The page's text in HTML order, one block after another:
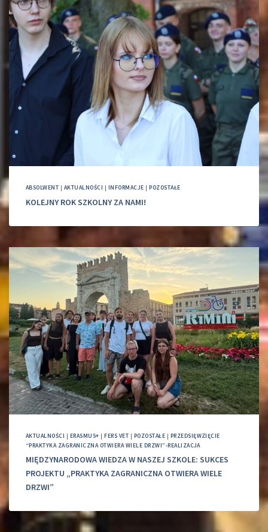
ABSOLWENT | AKTUALNOŚCI | INFORMACJE |POZOSTAŁE
KOLEJNY ROK SZKOLNY ZA NAMI!
AKTUALNOŚCI | ERASMUS+ |FERS VET | POZOSTAŁE | PRZEDSIĘWZIĘCIE
“PRAKTYKA ZAGRANICZNA OTWIERA WIELE DRZWI”-REALIZACJA
MIĘDZYNARODOWA WIEDZA W NASZEJ SZKOLE: SUKCES
PROJEKTU „PRAKTYKA ZAGRANICZNA OTWIERA WIELE
DRZWI”